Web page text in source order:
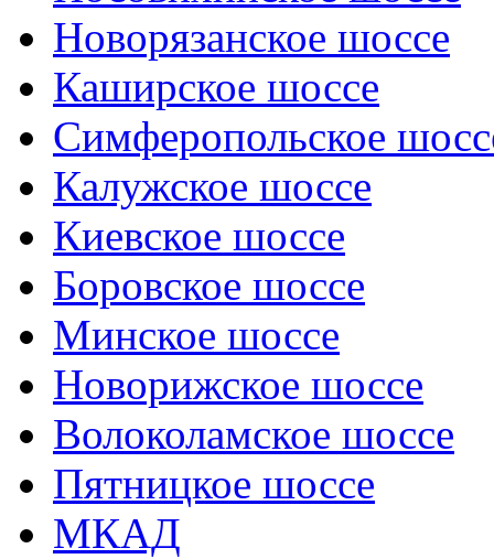
Новорязанское шоссе
Каширское шоссе
Симферопольское
Калужское шоссе
Киевское шоссе
Боровское шоссе
Минское шоссе
Новорижское шоссе
Волоколамское шоссе
Пятницкое шоссе
МКАД